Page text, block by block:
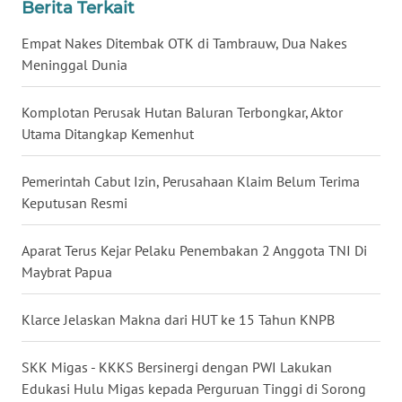
Berita Terkait
Empat Nakes Ditembak OTK di Tambrauw, Dua Nakes
Meninggal Dunia
Komplotan Perusak Hutan Baluran Terbongkar, Aktor
Utama Ditangkap Kemenhut
Pemerintah Cabut Izin, Perusahaan Klaim Belum Terima
Keputusan Resmi
Aparat Terus Kejar Pelaku Penembakan 2 Anggota TNI Di
Maybrat Papua
Klarce Jelaskan Makna dari HUT ke 15 Tahun KNPB
SKK Migas - KKKS Bersinergi dengan PWI Lakukan
Edukasi Hulu Migas kepada Perguruan Tinggi di Sorong
WN
WN
WN
NUSANTARA
WN
JOGJA
WN
JATIM
WN
BALI